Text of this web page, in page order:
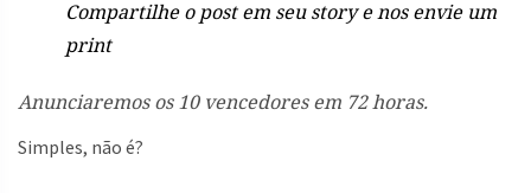
Compartilhe o post em seu story e nos envie um
print
Anunciaremos os 10 vencedores em 72 horas.
Simples, não é?